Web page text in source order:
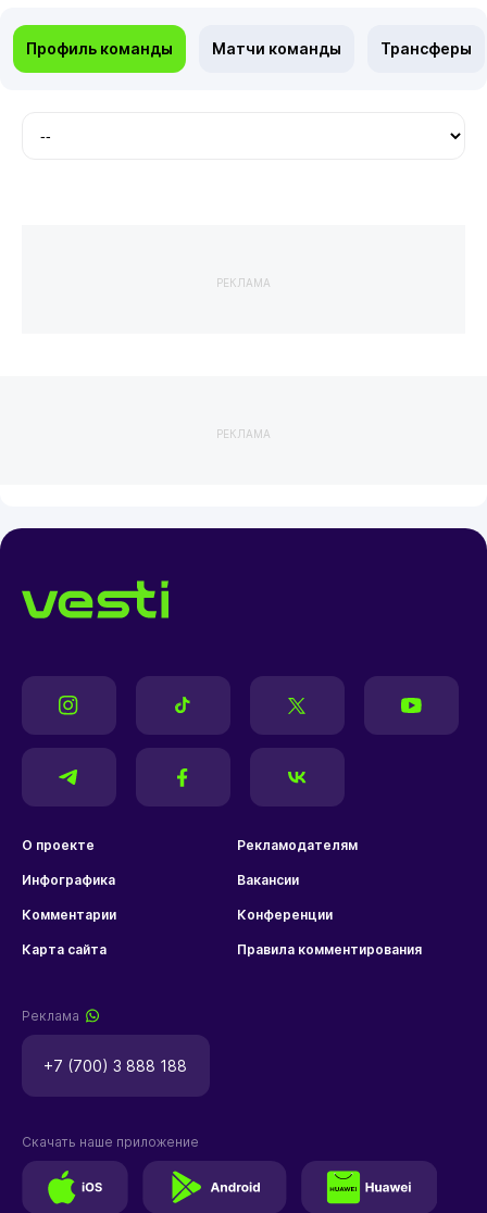
Профиль команды Матчи команды Трансферы
РЕКЛАМА
РЕКЛАМА
О проекте Рекламодателям
Инфографика Вакансии
Комментарии Конференции
Карта сайта Правила комментирования
Реклама
+7 (700) 3 888 188
Скачать наше приложение